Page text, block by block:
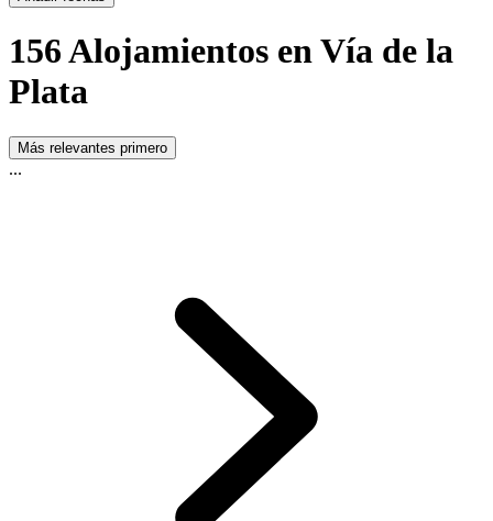
156 Alojamientos en Vía de la
Plata
Más relevantes primero
...